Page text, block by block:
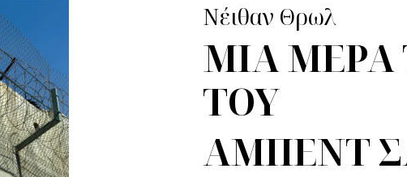
Νέιθαν Θρωλ
ΜΙΑ ΜΕΡΑ
ΤΟΥ
ΑΜΠΕΝΤ